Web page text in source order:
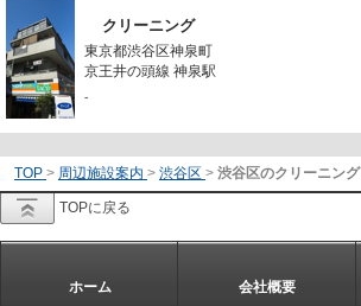
クリーニング
東京都渋谷区神泉町
京王井の頭線 神泉駅
-
TOP > 周辺施設案内 > 渋谷区 > 渋谷区のクリーニング
TOPに戻る
ホーム 会社概要